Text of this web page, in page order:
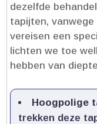
dezelfde
tapijten,
vereisen een
lichten we toe
hebben van
Hoogpolige
trekken deze